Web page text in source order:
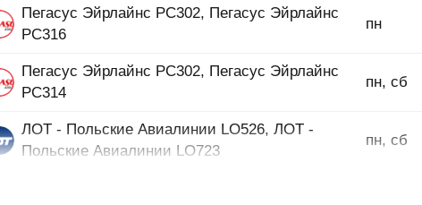
Пегасус Эйрлайнс PC302, Пегасус Эйрлайнс
PC316
пн
Пегасус Эйрлайнс PC302, Пегасус Эйрлайнс
PC314
пн, сб
ЛОТ - Польские Авиалинии LO526, ЛОТ -
Польские Авиалинии LO723
пн, сб